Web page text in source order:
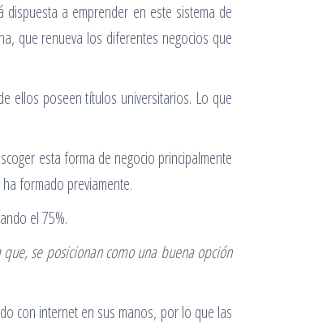
a emprender en este sistema de
que renueva los diferentes negocios que
ellos poseen títulos universitarios. Lo que
esta forma de negocio principalmente
formado previamente.
el 75%.
se posicionan como una buena opción
con internet en sus manos, por lo que las